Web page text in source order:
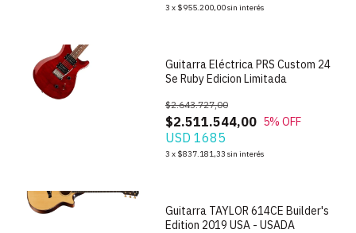
3 x $955.200,00sin interés
Guitarra Eléctrica PRS Custom 24
Se Ruby Edicion Limitada
$2.511.544,00
$2.643.727,00
5% OFF
USD 1685
3 x $837.181,33 sin interés
Guitarra TAYLOR 614CE Builder's
Edition 2019 USA - USADA